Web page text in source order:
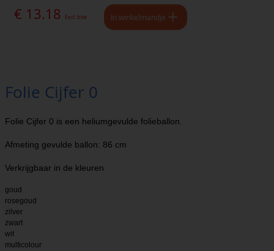
€ 13.18 Excl. btw In winkelmandje
Folie Cijfer 0
Folie Cijfer 0 is een heliumgevulde folieballon.
Afmeting gevulde ballon: 86 cm
Verkrijgbaar in de kleuren
goud
rosegoud
zilver
zwart
wit
multicolour